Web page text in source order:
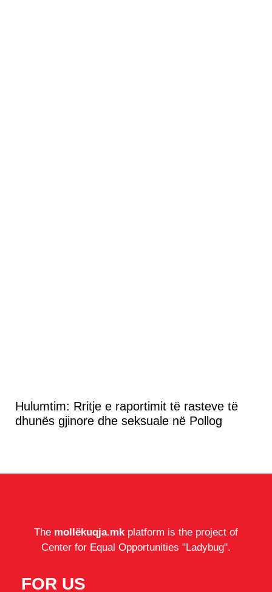
Hulumtim: Rritje e raportimit të rasteve të
dhunës gjinore dhe seksuale në Pollog
The mollëkuqja.mk platform is the project of
Center for Equal Opportunities "Ladybug".
FOR US